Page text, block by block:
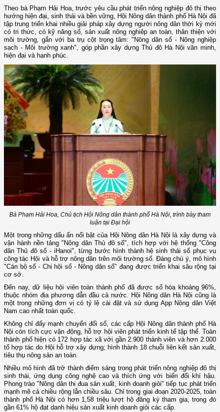
Theo bà Phạm Hải Hoa, trước yêu cầu phát triển nông nghiệp đô thị theo
hướng hiện đại, sinh thái và bền vững, Hội Nông dân thành phố Hà Nội đã
tập trung triển khai nhiều giải pháp xây dựng người nông dân thời kỳ mới
có tri thức, có kỹ năng số, sản xuất nông nghiệp an toàn, thân thiện với
môi trường, gắn với ba trụ cột trọng tâm: "Nông dân số - Nông nghiệp
sạch - Môi trường xanh", góp phần xây dựng Thủ đô Hà Nội văn minh,
hiện đại và hạnh phúc.
Bà Phạm Hải Hoa, Chủ tịch Hội Nông dân thành phố Hà Nội, trình bày tham
luận tại Đại hội
Một trong những dấu ấn nổi bật của Hội Nông dân Hà Nội là xây dựng và
vận hành nền tảng "Nông dân Thủ đô số", tích hợp với hệ thống "Công
dân Thủ đô số - iHanoi", từng bước hình thành hệ sinh thái số phục vụ
công tác Hội và hỗ trợ nông dân trên môi trường số. Đáng chú ý, mô hình
"Cán bộ số - Chi hội số - Nông dân số" đang được triển khai sâu rộng tại
cơ sở.
Đến nay, dữ liệu hội viên toàn thành phố đã được số hóa khoảng 96%,
thuộc nhóm địa phương dẫn đầu cả nước. Hội Nông dân Hà Nội cũng là
một trong những đơn vị có tỷ lệ cài đặt và sử dụng App Nông dân Việt
Nam cao nhất toàn quốc.
Không chỉ đẩy mạnh chuyển đổi số, các cấp Hội Nông dân thành phố Hà
Nội còn tích cực vận động, hỗ trợ hội viên phát triển kinh tế tập thể. Toàn
thành phố hiện có 172 hợp tác xã với gần 2.900 thành viên và hơn 2.000
tổ hợp tác do Hội hỗ trợ xây dựng; hình thành 18 chuỗi liên kết sản xuất,
tiêu thụ nông sản an toàn.
Nhiều mô hình đã trở thành điểm sáng trong phát triển nông nghiệp đô thị
sinh thái, ứng dụng công nghệ cao và thích ứng với biến đổi khí hậu.
Phong trào "Nông dân thi đua sản xuất, kinh doanh giỏi" tiếp tục phát triển
mạnh mẽ cả chiều rộng lẫn chiều sâu. Chỉ trong giai đoạn 2020-2025, toàn
thành phố Hà Nội có hơn 1,58 triệu lượt hộ đăng ký tham gia, trong đó
gần 61% hộ đạt danh hiệu sản xuất kinh doanh giỏi các cấp.